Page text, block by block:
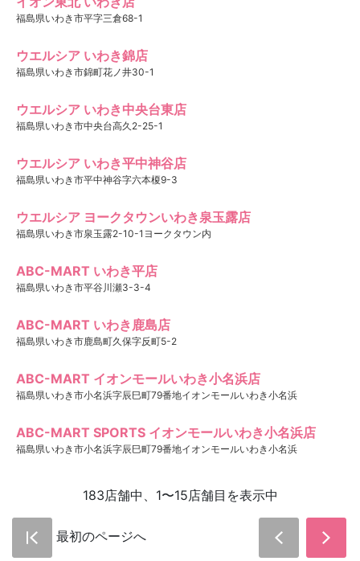
福島県いわき市平字三倉68-1
ウエルシア いわき錦店
福島県いわき市錦町花ノ井30-1
ウエルシア いわき中央台東店
福島県いわき市中央台高久2-25-1
ウエルシア いわき平中神谷店
福島県いわき市平中神谷字六本榎9-3
ウエルシア ヨークタウンいわき泉玉露店
福島県いわき市泉玉露2-10-1ヨークタウン内
ABC-MART いわき平店
福島県いわき市平谷川瀬3-3-4
ABC-MART いわき鹿島店
福島県いわき市鹿島町久保字反町5-2
ABC-MART イオンモールいわき小名浜店
福島県いわき市小名浜字辰巳町79番地イオンモールいわき小名浜
ABC-MART SPORTS イオンモールいわき小名浜店
福島県いわき市小名浜字辰巳町79番地イオンモールいわき小名浜
183店舗中、1〜15店舗目を表示中
最初のページへ